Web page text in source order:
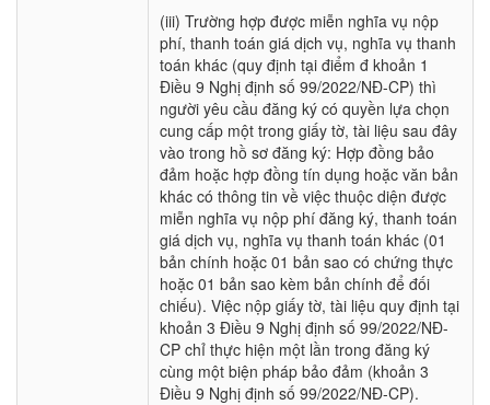
(iii) Trường hợp được miễn nghĩa vụ nộp
phí, thanh toán giá dịch vụ, nghĩa vụ thanh
toán khác (quy định tại điểm đ khoản 1
Điều 9 Nghị định số 99/2022/NĐ-CP) thì
người yêu cầu đăng ký có quyền lựa chọn
cung cấp một trong giấy tờ, tài liệu sau đây
vào trong hồ sơ đăng ký: Hợp đồng bảo
đảm hoặc hợp đồng tín dụng hoặc văn bản
khác có thông tin về việc thuộc diện được
miễn nghĩa vụ nộp phí đăng ký, thanh toán
giá dịch vụ, nghĩa vụ thanh toán khác (01
bản chính hoặc 01 bản sao có chứng thực
hoặc 01 bản sao kèm bản chính để đối
chiếu). Việc nộp giấy tờ, tài liệu quy định tại
khoản 3 Điều 9 Nghị định số 99/2022/NĐ-
CP chỉ thực hiện một lần trong đăng ký
cùng một biện pháp bảo đảm (khoản 3
Điều 9 Nghị định số 99/2022/NĐ-CP).